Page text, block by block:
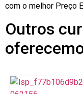
com o melhor Preço
Outros